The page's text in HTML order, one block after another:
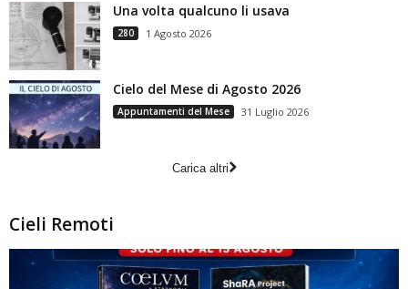
Una volta qualcuno li usava
280 1 Agosto 2026
Cielo del Mese di Agosto 2026
Appuntamenti del Mese 31 Luglio 2026
Carica altri
Cieli Remoti